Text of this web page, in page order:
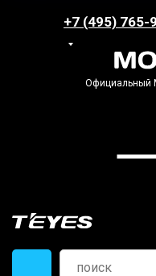
Официальный
+7 (495) 765-